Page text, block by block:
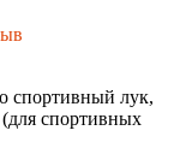
спортивный лук,
спортивных